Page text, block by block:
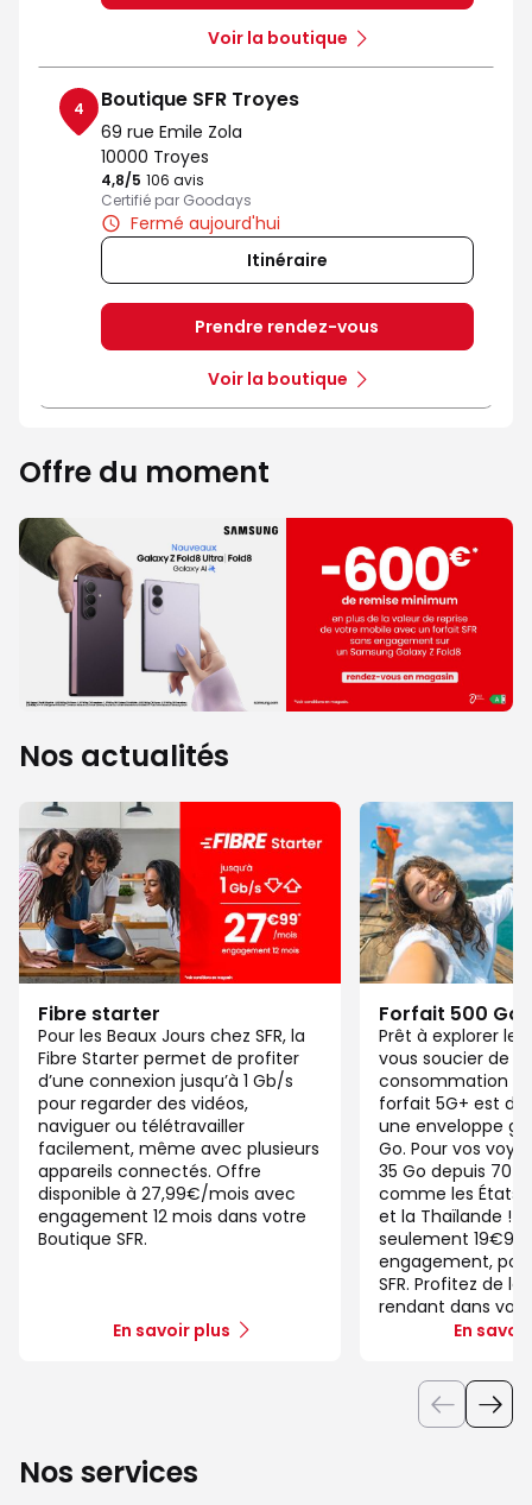
Voir la boutique
4 Boutique SFR Troyes
69 rue Emile Zola
10000 Troyes
4,8/5 Note de 4.8 sur 5
106 avis
Certifié par Goodays
Fermé aujourd'hui
Itinéraire
Prendre rendez-vous
Voir la boutique
Offre du moment
Nos actualités
Fibre starter
Pour les Beaux Jours chez SFR, la
Fibre Starter permet de profiter
d’une connexion jusqu’à 1 Gb/s
pour regarder des vidéos,
naviguer ou télétravailler
facilement, même avec plusieurs
appareils connectés. Offre
disponible à 27,99€/mois avec
engagement 12 mois dans votre
Boutique SFR.
En savoir plus
Forfait 500 Go
Prêt à explorer le
vous soucier de
consommation
forfait 5G+ est
une enveloppe
Go. Pour vos
35 Go depuis 70
comme les États-
et la Thaïlande !
seulement
engagement,
SFR. Profitez de
rendant dans
En
Nos services